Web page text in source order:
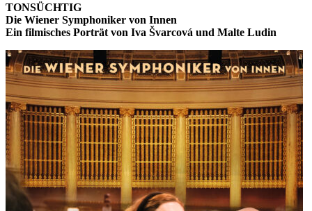
TONSÜCHTIG
Die Wiener Symphoniker von Innen
Ein filmisches Porträt von Iva Švarcová und Malte Ludin